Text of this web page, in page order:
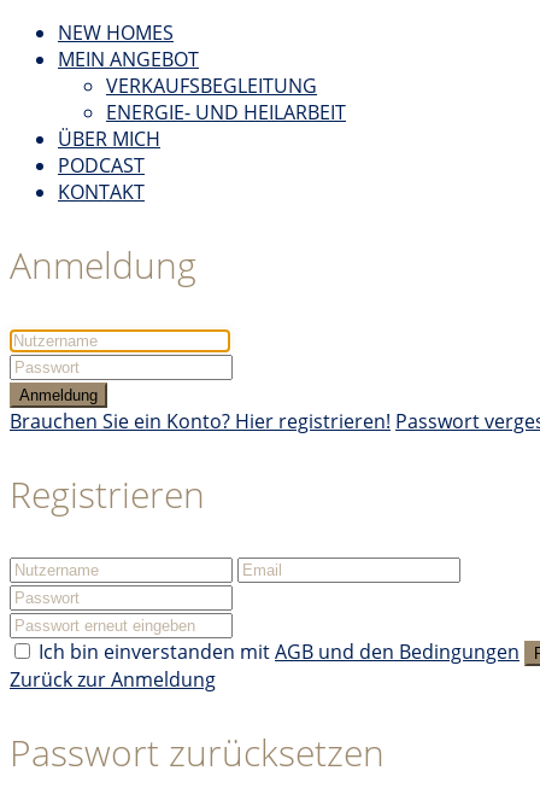
NEW HOMES
MEIN ANGEBOT
VERKAUFSBEGLEITUNG
ENERGIE- UND HEILARBEIT
ÜBER MICH
PODCAST
KONTAKT
Anmeldung
Anmeldung
Brauchen Sie ein Konto? Hier registrieren! Passwort
Registrieren
Ich bin einverstanden mitAGB und den Bedingungen
Zurück zur Anmeldung
Passwort zurücksetzen